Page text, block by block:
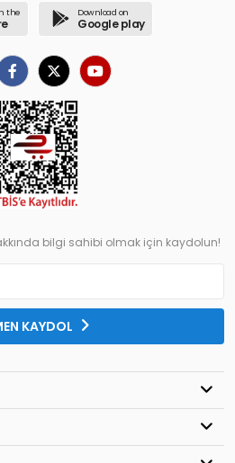
the Download on
Google play
bilgi sahibi olmak için kaydolun!
KAYDOL